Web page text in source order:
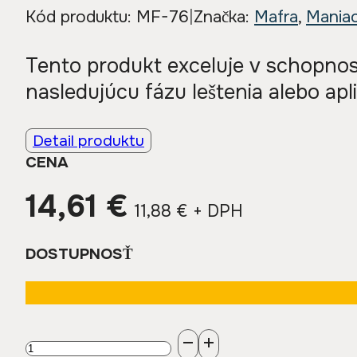
Kód produktu: MF-76 Značka: Mafra,
Tento produkt exceluje v
nasledujúcu fázu leštenia alebo
Detail produktu
CENA
14,61 € 11,88 € + DPH
DOSTUPNOSŤ
množstvo